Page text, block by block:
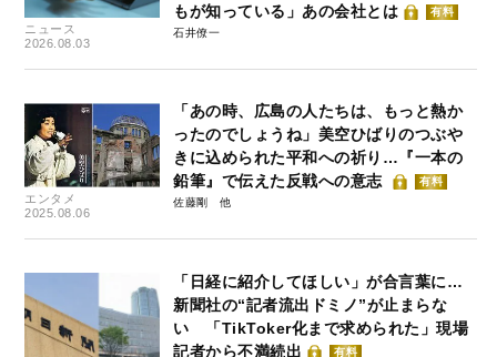
ニュース
2026.08.03
もが知っている」あの会社とは
有料
石井僚一
エンタメ
2025.08.06
「あの時、広島の人たちは、もっと熱か
ったのでしょうね」美空ひばりのつぶや
きに込められた平和への祈り…『一本の
鉛筆』で伝えた反戦への意志
有料
佐藤剛
「日経に紹介してほしい」が合言葉に…
新聞社の“記者流出ドミノ”が止まらな
い 「TikToker化まで求められた」現場
記者から不満続出
有料